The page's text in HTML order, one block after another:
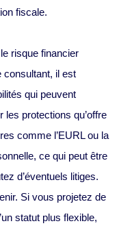
fiscale.
risque financier
consultant, il est
qui peuvent
les protections qu’offre
comme l’EURL ou la
ce qui peut être
d’éventuels litiges.
Si vous projetez de
statut plus flexible,